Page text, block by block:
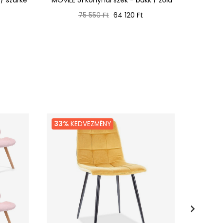
Normál
75 550 Ft Ár
64 120 Ft
33% KEDVEZMÉNY